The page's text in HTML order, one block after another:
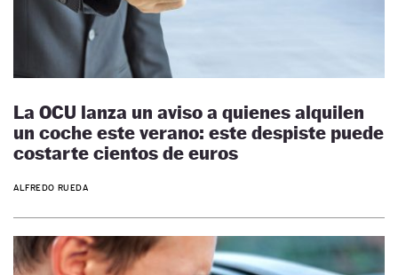
La OCU lanza un aviso a quienes alquilen
un coche este verano: este despiste puede
costarte cientos de euros
ALFREDO RUEDA